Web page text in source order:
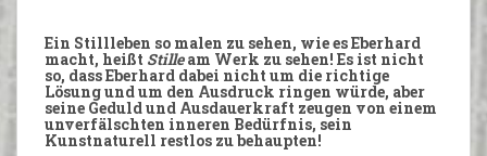
Ein Stillleben so malen zu sehen, wie esEberhard
macht, heißt Stilleam Werk zu sehen! Es ist nicht
so, dass Eberhard dabei nicht um die richtige
Lösungund um den Ausdruck ringen würde, aber
seine Geduld und Ausdauerkraft zeugen von einem
unverfälschten inneren Bedürfnis, sein
Kunstnaturell restlos zu behaupten!